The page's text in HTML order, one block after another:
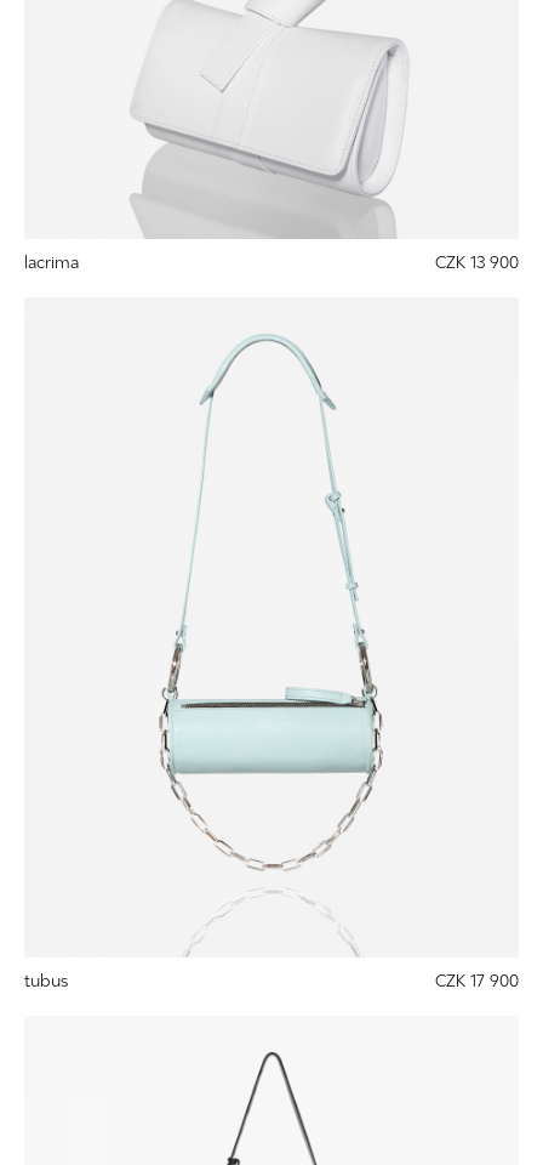
lacrima CZK 13 900
tubus CZK 17 900